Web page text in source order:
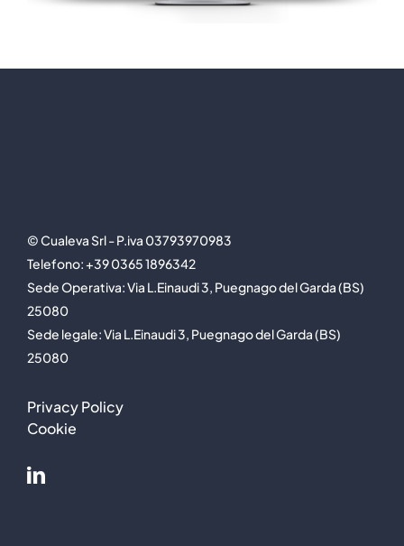
© Cualeva Srl - P.iva 03793970983
Telefono: +39 0365 1896342
Sede Operativa: Via L.Einaudi 3, Puegnago del Garda (BS)
25080
Sede legale: Via L.Einaudi 3, Puegnago del Garda (BS)
25080
Privacy Policy
Cookie